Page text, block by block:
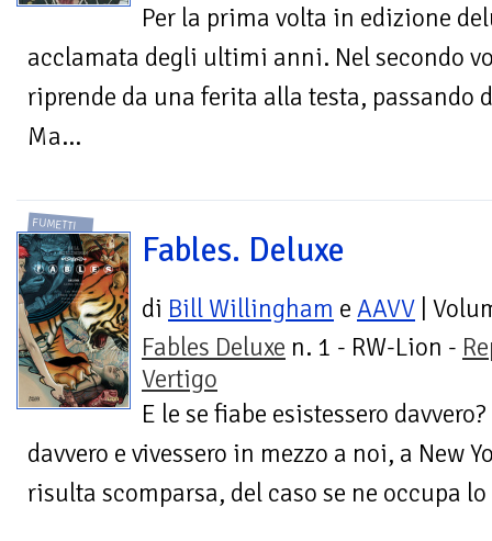
Per la prima volta in edizione
acclamata degli ultimi anni. Nel secondo
riprende da una ferita alla testa, passando
Ma...
FUMETTI
Fables. Deluxe
di Bill Willingham e AAVV |
Fables Deluxe n. 1 - RW-Lion -
Vertigo
E le se fiabe esistessero
davvero e vivessero in mezzo a noi, a New
risulta scomparsa, del caso se ne occupa